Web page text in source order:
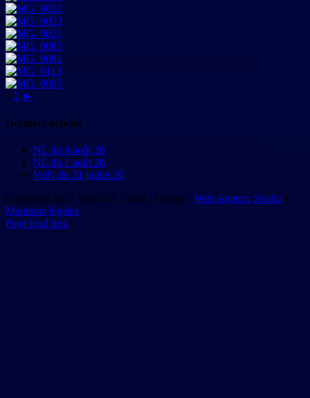
1 2 ►
Derniers articles
NL du 4 août 26
NL du 1 août 26
VdN du 31 juillet 26
Copyright 2021 Stella ES Calais | Design : Web Agency Studio |
Mentions légales
Page load link